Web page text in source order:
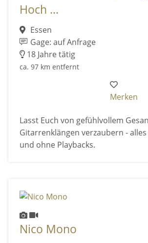
Hoch ...
Essen
Gage: auf Anfrage
18 Jahre tätig
ca. 97 km entfernt
Merken
Lasst Euch von gefühlvollem
Gitarrenklängen verzaubern - alles
und ohne Playbacks.
Nico Mono